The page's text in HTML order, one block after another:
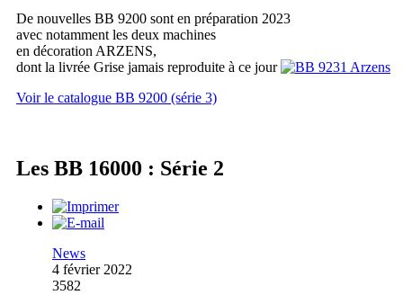
De nouvelles BB 9200 sont en préparation 2023
avec notamment les deux machines
en décoration ARZENS,
dont la livrée Grise jamais reproduite à ce jour
Voir le catalogue BB 9200 (série 3)
Les BB 16000 : Série 2
News
4 février 2022
3582